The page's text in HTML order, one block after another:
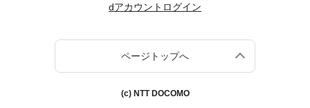
dアカウントログイン
ページトップへ
(c) NTT DOCOMO